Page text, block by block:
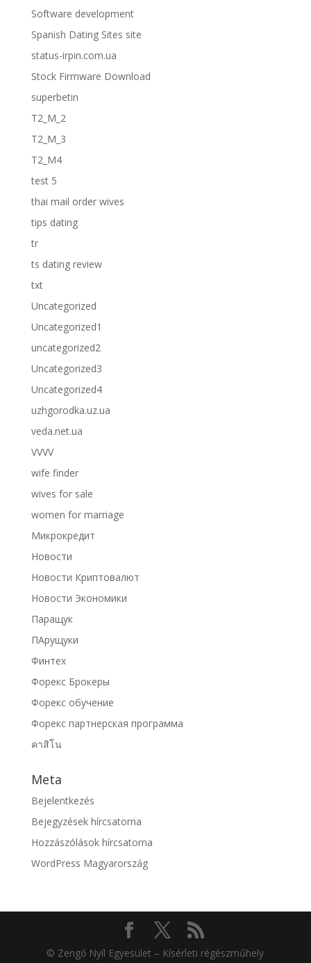
Software development
Spanish Dating Sites site
status-irpin.com.ua
Stock Firmware Download
superbetin
T2_M_2
T2_M_3
T2_M4
test 5
thai mail order wives
tips dating
tr
ts dating review
txt
Uncategorized
Uncategorized1
uncategorized2
Uncategorized3
Uncategorized4
uzhgorodka.uz.ua
veda.net.ua
VVVV
wife finder
wives for sale
women for marriage
Микрокредит
Новости
Новости Криптовалют
Новости Экономики
Паращук
ПАрущуки
Финтех
Форекс Брокеры
Форекс обучение
Форекс партнерская программа
คาสิโน
Meta
Bejelentkezés
Bejegyzések hírcsatorna
Hozzászólások hírcsatorna
WordPress Magyarország
© Zengő Nyíl Egyesület – Kísérleti régészműhely